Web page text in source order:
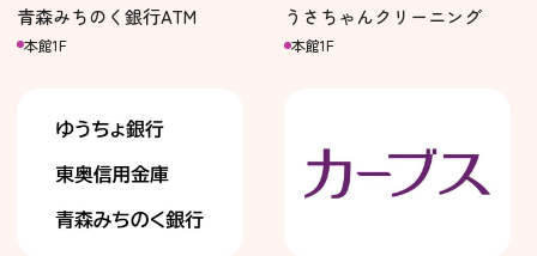
青森みちのく銀行ATM
本館1F
うさちゃんクリーニング
本館1F